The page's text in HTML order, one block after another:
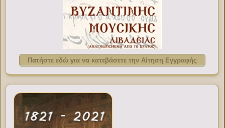
Πατήστε εδώ για να κατεβάσετε την Αίτηση Εγγραφής